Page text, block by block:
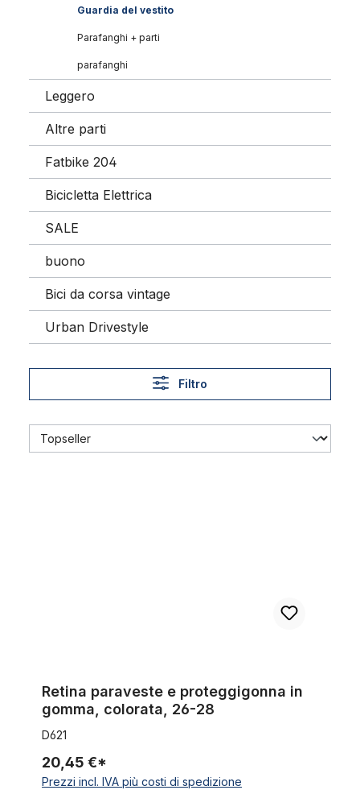
Guardia del vestito
Parafanghi + parti
parafanghi
Leggero
Altre parti
Fatbike 204
Bicicletta Elettrica
SALE
buono
Bici da corsa vintage
Urban Drivestyle
Filtro
Retina paraveste e proteggigonna in
gomma, colorata, 26-28
D621
20,45 €*
Prezzi incl. IVA più costi di spedizione